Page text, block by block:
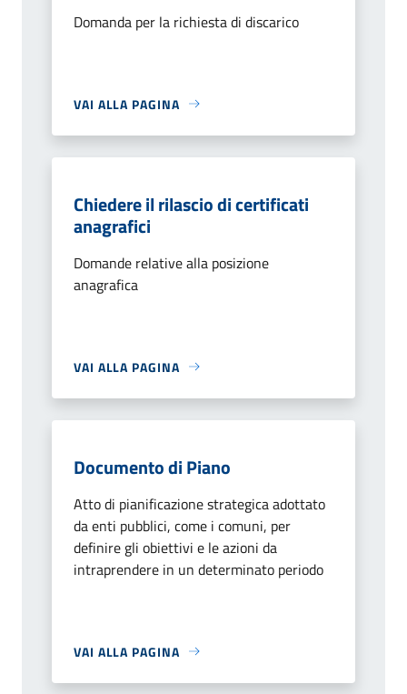
Domanda per la richiesta di discarico
VAI ALLA PAGINA
Chiedere il rilascio di certificati
anagrafici
Domande relative alla posizione
anagrafica
VAI ALLA PAGINA
Documento di Piano
Atto di pianificazione strategica adottato
da enti pubblici, come i comuni, per
definire gli obiettivi e le azioni da
intraprendere in un determinato periodo
VAI ALLA PAGINA